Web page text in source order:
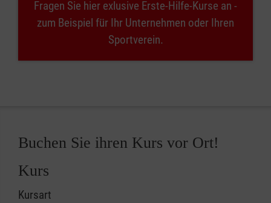
Fragen Sie hier exlusive Erste-Hilfe-Kurse an -
zum Beispiel für Ihr Unternehmen oder Ihren
Sportverein.
Buchen Sie ihren Kurs vor Ort!
Kurs
Kursart